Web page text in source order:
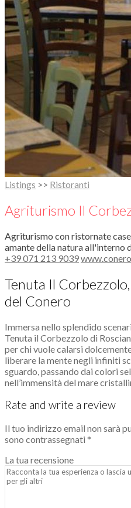
Listings >> Ristoranti
Agriturismo Il
Agriturismo con ristornate
amante della natura all'interno
+39 071 213 9039
Tenuta Il
del Conero
Immersa nello splendido
Tenuta il Corbezzolo di
per chi vuole calarsi
liberare la mente negli infiniti
sguardo, passando dai colori
nell’immensità del mare
Rate and write a review
Il tuo indirizzo email non sarà
sono contrassegnati *
La tua recensione